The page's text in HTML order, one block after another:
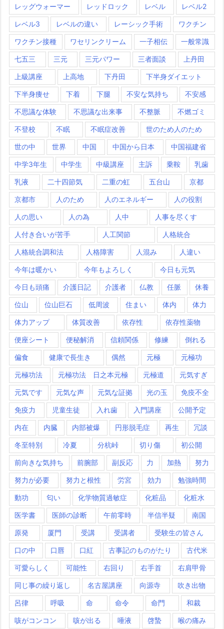
レッグウォーマー レッドロック レベル レベル2
レベル3 レベルの違い レーシック手術 ワクチン
ワクチン接種 ワセリンクリーム 一子相伝 一般常識
七五三 三元 三元パワー 三者面談 上丹田
上級講座 上高地 下丹田 下半身ダイエット
下半身痩せ 下着 下腿 不安な気持ち 不安感
不思議な体験 不思議な出来事 不整脈 不燃ゴミ
不登校 不眠 不眠症改善 世のため人のため
世の中 世界 中国 中国から日本 中国福建省
中学3年生 中学生 中級講座 主訴 乗鞍 乳歯
乳液 二十四節気 二重の虹 五台山 京都
京都市 人のため 人のエネルギー 人の役割
人の思い 人の為 人中 人事を尽くす
人付き合いが苦手 人工関節 人格統合
人格統合調和法 人格障害 人混み 人違い
今年は暖かい 今年もよろしく 今日も元気
今日も頭痛 介護日記 介護者 仏教 任脈 休養
位山 位山巨石 低周波 住まい 体内 体力
体力アップ 体質改善 依存性 依存性薬物
便座シート 便秘解消 信頼関係 修練 倒れる
偏食 健康で長生き 偶然 元極 元極功
元極功法 元極功法 日之本元極 元極道 元気すぎ
元気です 元気な声 元気な証拠 光の玉 免疫不全
免疫力 児童生徒 入れ歯 入門講座 公開予定
内在 内臓 内部被爆 円形脱毛症 再生 冗談
冬至特別 冷夏 分杭峠 切り傷 初公開
前向きな気持ち 前腕部 副反応 力 加熱 努力
努力が必要 努力と根性 労宮 効力 勉強時間
動功 匂い 化学物質過敏症 化粧品 化粧水
医学書 医師の診断 午前零時 半信半疑 南国
原発 厦門 受講 受講者 受験生の皆さん
口の中 口唇 口紅 古事記のものがたり 古代米
可愛らしく 可能性 右回り 右手首 右肩甲骨
同じ事の繰り返し 名古屋講座 向源寺 吹き出物
呂律 呼吸 命 命令 命門 和裁
咳がコンコン 咳が出る 唾液 啓蟄 喉の痛み